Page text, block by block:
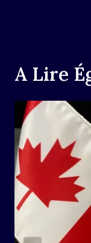
A Lire